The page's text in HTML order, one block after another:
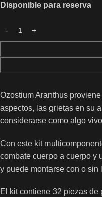
Disponible para reserva
Ozostium Aranthus
aspectos, las grietas en su
considerarse como algo
Con este kit
combate cuerpo a cuerpo y
y puede montarse con o
El kit contiene 32 piezas